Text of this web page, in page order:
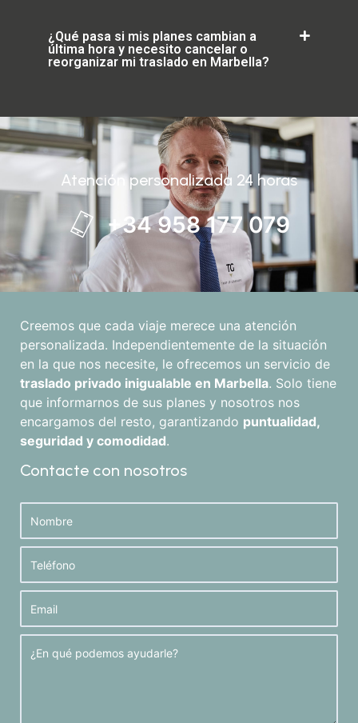
¿Qué pasa si mis planes cambian a
última hora y necesito cancelar o
reorganizar mi traslado en Marbella?
Atención personalizada 24 horas
+34 958 177 079
Creemos que cada viaje merece una atención
personalizada. Independientemente de la situación
en la que nos necesite, le ofrecemos un servicio de
traslado privado inigualable en Marbella. Solo tiene
que informarnos de sus planes y nosotros nos
encargamos del resto, garantizando puntualidad,
seguridad y comodidad.
Contacte con nosotros